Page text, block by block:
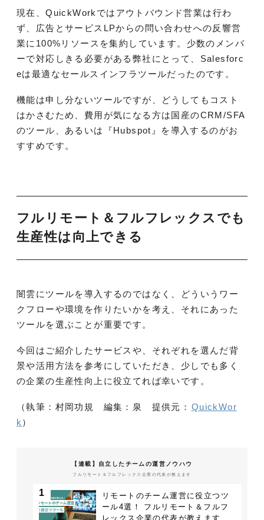
現在、QuickWorkではアウトバウンド営業は行わ
ず、広告とサービスLPからの問い合わせへの反響営
業に100%リソースを集約しています。少数のメンバ
ーで対応しきる必要がある弊社にとって、Salesforc
eは最適なセールスインフラツールだったのです。
機能は申し分ないツールですが、どうしてもコスト
はかさむため、費用が気になる方は国産のCRM/SFA
のツール、あるいは『Hubspot』を導入するのがお
すすめです。
フルリモート＆フルフレックスでも
生産性は向上できる
闇雲にツールを導入するのではなく、どういうワー
クフローや環境を作りたいかを考え、それにあった
ツールを選ぶことが重要です。
今回はご紹介したサービスや、それぞれを選んだ背
景や活用方法を参考にしていただき、少しでも多く
の企業の生産性向上に役立てれば幸いです。
（執筆：村岡功規 編集：泉 提供元： QuickWor
k ）
【連載】自立したチームの運営ノウハウ
フルリモート＆フルフレックス企業の代表が教えます
1
リモートのチーム運営に役立つツ
ール4選！ フルリモート＆フルフ
レックス企業の代表が教えます